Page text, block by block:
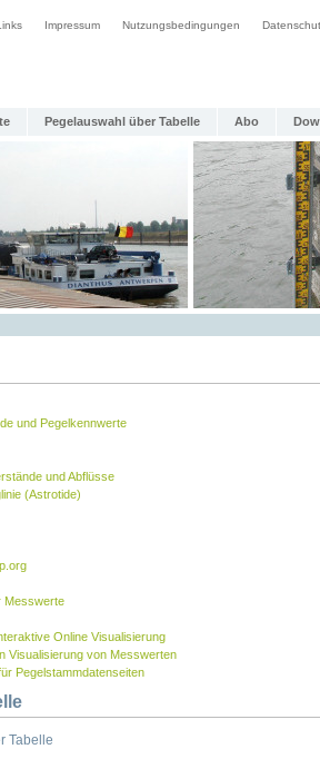
Impressum Nutzungsbedingungen
Pegelauswahl über Tabelle Abo
und Pegelkennwerte
und Abflüsse
(Astrotide)
Messwerte
Online Visualisierung
Visualisierung von Messwerten
Pegelstammdatenseiten
Tabelle